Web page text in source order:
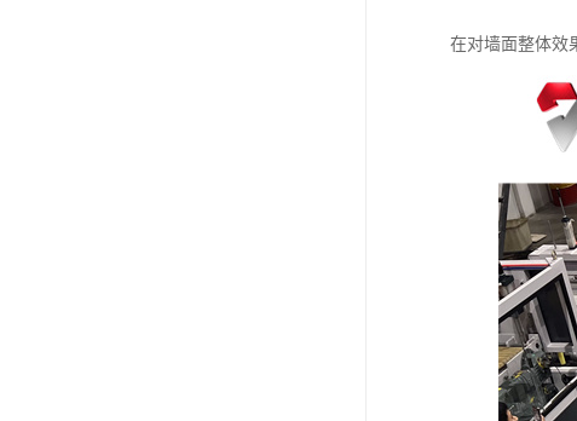
在对墙面整体效